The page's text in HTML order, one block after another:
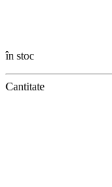
în stoc
Cantitate